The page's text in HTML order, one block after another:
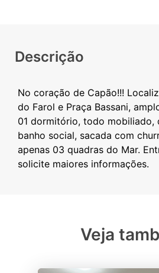
Descrição
No coração de Capão!!!
do Farol e Praça Bassani,
01 dormitório, todo mobiliado,
banho social, sacada com
apenas 03 quadras do Mar.
Veja